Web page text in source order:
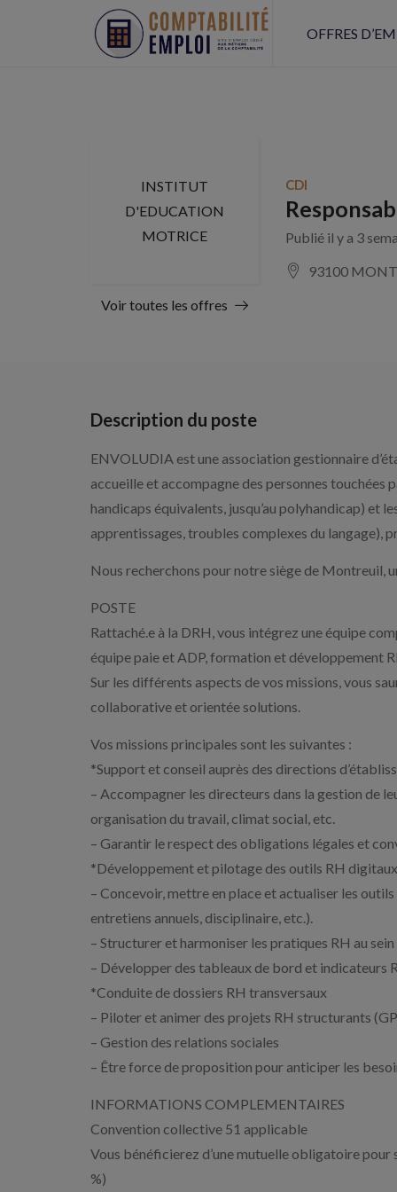
OFFRES
INSTITUT
D'EDUCATION
MOTRICE
Voir toutes les offres
CDI
Publié il y a 3
93100
Description du poste
ENVOLUDIA est une association gestionnaire
accueille et accompagne des personnes
handicaps équivalents, jusqu’au polyhandicap) et
apprentissages, troubles complexes du langage),
Nous recherchons pour notre siège de Montreuil,
POSTE
Rattaché.e à la DRH, vous intégrez une équipe
équipe paie et ADP, formation et développement
Sur les différents aspects de vos missions, vous
collaborative et orientée solutions.
Vos missions principales sont les suivantes :
*Support et conseil auprès des directions
– Accompagner les directeurs dans la gestion de
organisation du travail, climat social, etc.
– Garantir le respect des obligations légales et
*Développement et pilotage des outils RH
– Concevoir, mettre en place et actualiser les
entretiens annuels, disciplinaire, etc.).
– Structurer et harmoniser les pratiques RH au
– Développer des tableaux de bord et indicateurs
*Conduite de dossiers RH transversaux
– Piloter et animer des projets RH structurants
– Gestion des relations sociales
– Être force de proposition pour anticiper les
INFORMATIONS COMPLEMENTAIRES
Convention collective 51 applicable
Vous bénéficierez d’une mutuelle obligatoire
%)